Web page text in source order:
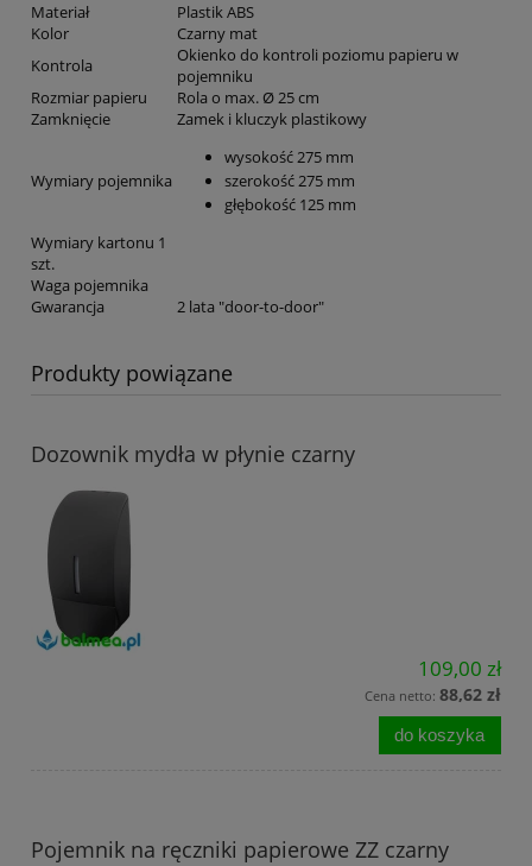
Materiał
Plastik ABS
Kolor
Czarny mat
Kontrola
Okienko do kontroli poziomu papieru w
pojemniku
Rozmiar papieru
Rola o max. Ø 25 cm
Zamknięcie
Zamek i kluczyk plastikowy
Wymiary pojemnika
wysokość 275 mm
szerokość 275 mm
głębokość 125 mm
Wymiary kartonu 1
szt.
Waga pojemnika
Gwarancja
2 lata "door-to-door"
Produkty powiązane
Dozownik mydła w płynie czarny
109,00 zł
Cena netto: 88,62 zł
do koszyka
Pojemnik na ręczniki papierowe ZZ czarny